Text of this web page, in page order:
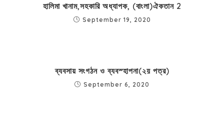
হালিমা খানাম,সহকারি অধ্যাপক, (বাংলা)ঐকতান 2
September 19, 2020
ব্যবসায় সংগঠন ও ব্যবস্হাপনা(২য় পত্র)
September 6, 2020